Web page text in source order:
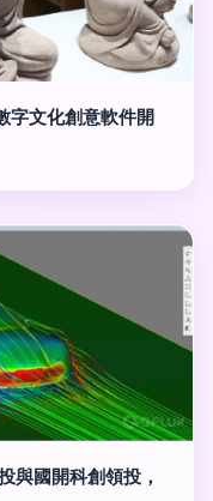
字文化創意軟件開
與國開科創領投，